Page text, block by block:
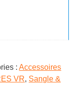
:Accessoires
VR, Sangle &